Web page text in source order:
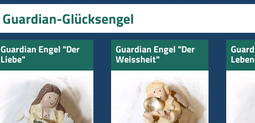
Guardian-Glücksengel
Guardian Engel "Der
Liebe"
Guardian Engel "Der
Weissheit"